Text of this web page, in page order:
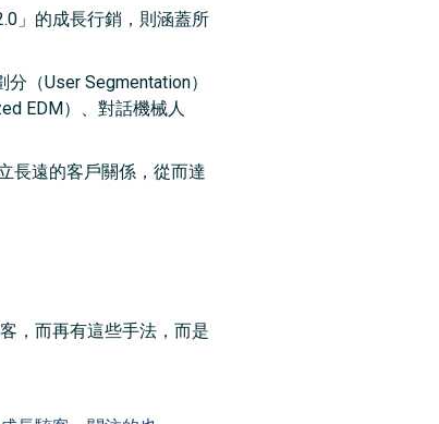
」的成長行銷，則涵蓋所
（User Segmentation）
EDM）、對話機械人
長遠的客戶關係，從而達
，而再有這些手法，而是